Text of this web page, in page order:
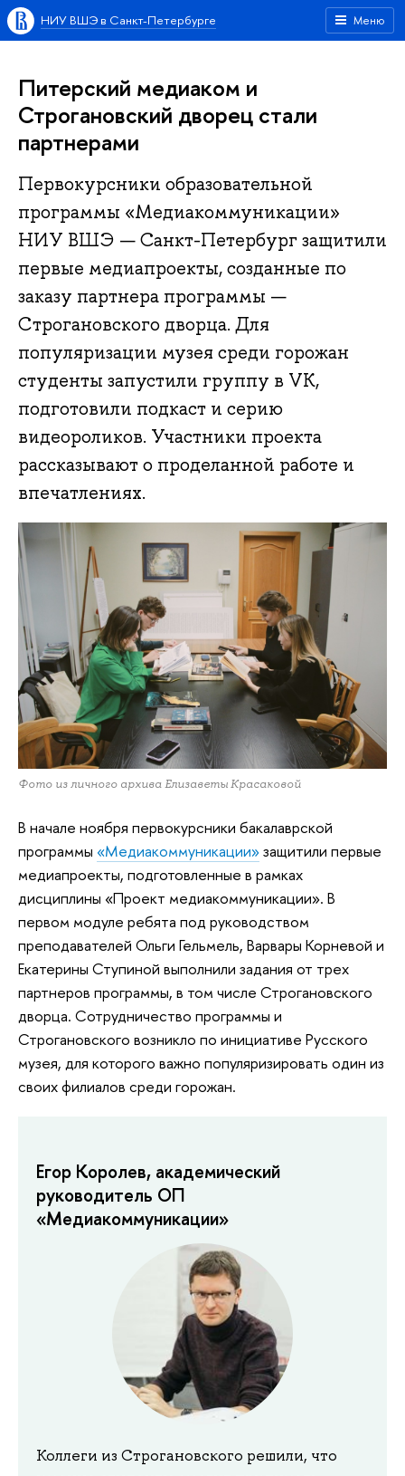
Меню
НИУ ВШЭ в Санкт-Петербурге
Питерский медиаком‎ и
Строгановский дворец стали
партнерами
Первокурсники образовательной
программы «‎Медиакоммуникации»‎
НИУ ВШЭ — Санкт-Петербург защитили
первые медиапроекты, созданные по
заказу партнера программы —
Строгановского дворца. Для
популяризации музея среди горожан
студенты запустили группу в VK,
подготовили подкаст и серию
видеороликов. Участники проекта
рассказывают о проделанной работе и
впечатлениях.
Фото из личного архива Елизаветы Красаковой
В начале ноября первокурсники бакалаврской
программы «‎Медиакоммуникации»‎защитили первые
медиапроекты, подготовленные в рамках
дисциплины «Проект медиакоммуникации». В
первом модуле ребята под руководством
преподавателей Ольги Гельмель, Варвары Корневой и
Екатерины Ступиной выполнили задания от трех
партнеров программы, в том числе Строгановского
дворца. Сотрудничество программы и
Строгановского возникло по инициативе Русского
музея, для которого важно популяризировать один из
своих филиалов среди горожан.
Егор Королев, академический
руководитель ОП
«‎Медиакоммуникации»‎
Коллеги из Строгановского решили, что